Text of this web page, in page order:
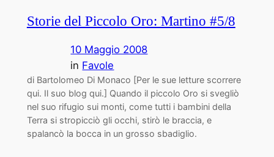
Storie del Piccolo Oro: Martino #5/8
10 Maggio 2008
in Favole
di Bartolomeo Di Monaco [Per le sue letture scorrere
qui. Il suo blog qui.] Quando il piccolo Oro si svegliò
nel suo rifugio sui monti, come tutti i bambini della
Terra si stropicciò gli occhi, stirò le braccia, e
spalancò la bocca in un grosso sbadiglio.